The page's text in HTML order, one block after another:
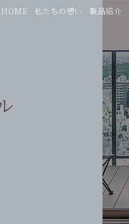
HOME 私たちの想い 製品紹介